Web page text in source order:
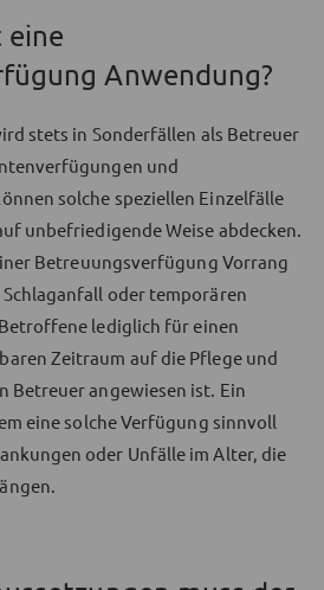
eine
Anwendung?
stets in Sonderfällen als Betreuer
und
solche speziellen Einzelfälle
unbefriedigende Weise abdecken.
Betreuungsverfügung Vorrang
oder temporären
lediglich für einen
Zeitraum auf die Pflege und
Betreuer angewiesen ist. Ein
eine solche Verfügung sinnvoll
oder Unfälle im Alter, die